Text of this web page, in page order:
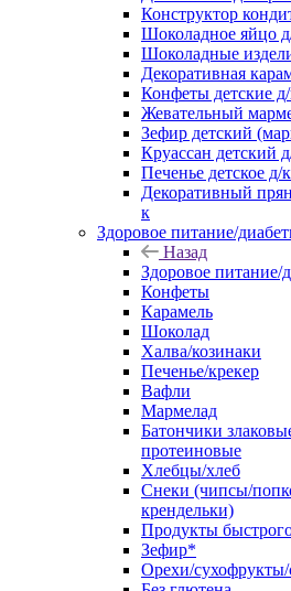
Конструктор
Шоколадное яйцо
Шоколадные
Декоративная
Конфеты детские
Жевательный
Зефир детский
Круассан детский
Печенье детское д/к
Декоративный
к
Здоровое питание/
Назад
Здоровое питание/
Конфеты
Карамель
Шоколад
Халва/козинаки
Печенье/крекер
Вафли
Мармелад
Батончики
протеиновые
Хлебцы/хлеб
Снеки (чипсы/
крендельки)
Продукты
Зефир*
Орехи/сухофрукты/